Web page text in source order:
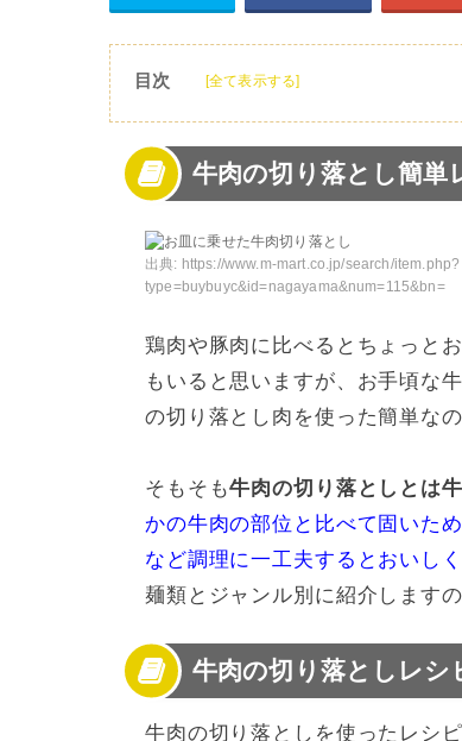
目次 [全て表示する]
3 牛肉の切り落としレシピ【煮込み】
4 牛肉の切り落としレシピ【ごはんも
5 牛肉の切り落としレシピ【麺類】
6 牛肉の切り落としで献立づくりも簡単
牛肉の切り落とし簡単
出典: https://www.m-mart.co.jp/search/item.php?
type=buybuyc&id=nagayama&num=115&bn=
鶏肉や豚肉に比べるとちょっと
もいると思いますが、お手頃な
の切り落とし肉を使った簡単な
そもそも牛肉の切り落としとは
かの牛肉の部位と比べて固いた
など調理に一工夫するとおいし
麺類とジャンル別に紹介します
牛肉の切り落としレシ
牛肉の切り落としを使ったレシ